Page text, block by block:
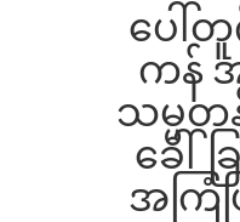
ပေါ်
ကန်
သမ္မတ
ခေါ်
အကြံပ